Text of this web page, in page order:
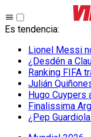
Es tendencia:
Lionel Messi
¿Desdén a
Ranking FIFA
Julián
Hugo Cuypers
Finalissima
¿Pep